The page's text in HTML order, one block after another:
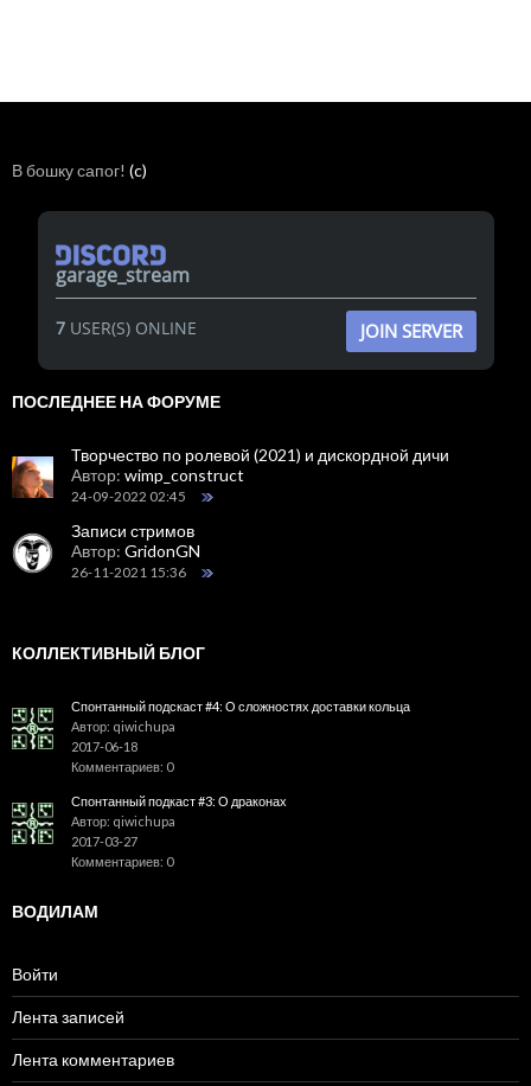
В бошку сапог! (c)
garage_stream
7USER(S) ONLINE JOIN SERVER
ПОСЛЕДНЕЕ НА ФОРУМЕ
Творчество по ролевой (2021) и дискордной дичи
Автор: wimp_construct
24-09-2022 02:45
Записи стримов
Автор: GridonGN
26-11-2021 15:36
КОЛЛЕКТИВНЫЙ БЛОГ
Спонтанный подскаст #4: О сложностях доставки кольца
Автор: qiwichupa
2017-06-18
Комментариев: 0
Спонтанный подкаст #3: О драконах
Автор: qiwichupa
2017-03-27
Комментариев: 0
ВОДИЛАМ
Войти
Лента записей
Лента комментариев